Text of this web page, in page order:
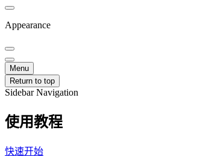
Appearance
Menu
Return to top
Sidebar Navigation
使用教程
快速开始